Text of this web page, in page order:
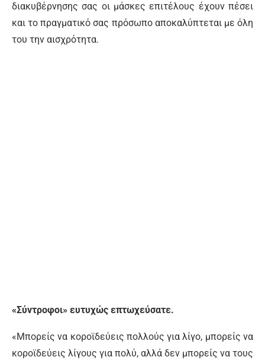
διακυβέρνησης σας οι μάσκες επιτέλους έχουν πέσει
και το πραγματικό σας πρόσωπο αποκαλύπτεται με όλη
του την αισχρότητα.
«Σύντροφοι» ευτυχώς επτωχεύσατε.
«Μπορείς να κοροϊδεύεις πολλούς για λίγο, μπορείς να
κοροϊδεύεις λίγους για πολύ, αλλά δεν μπορείς να τους